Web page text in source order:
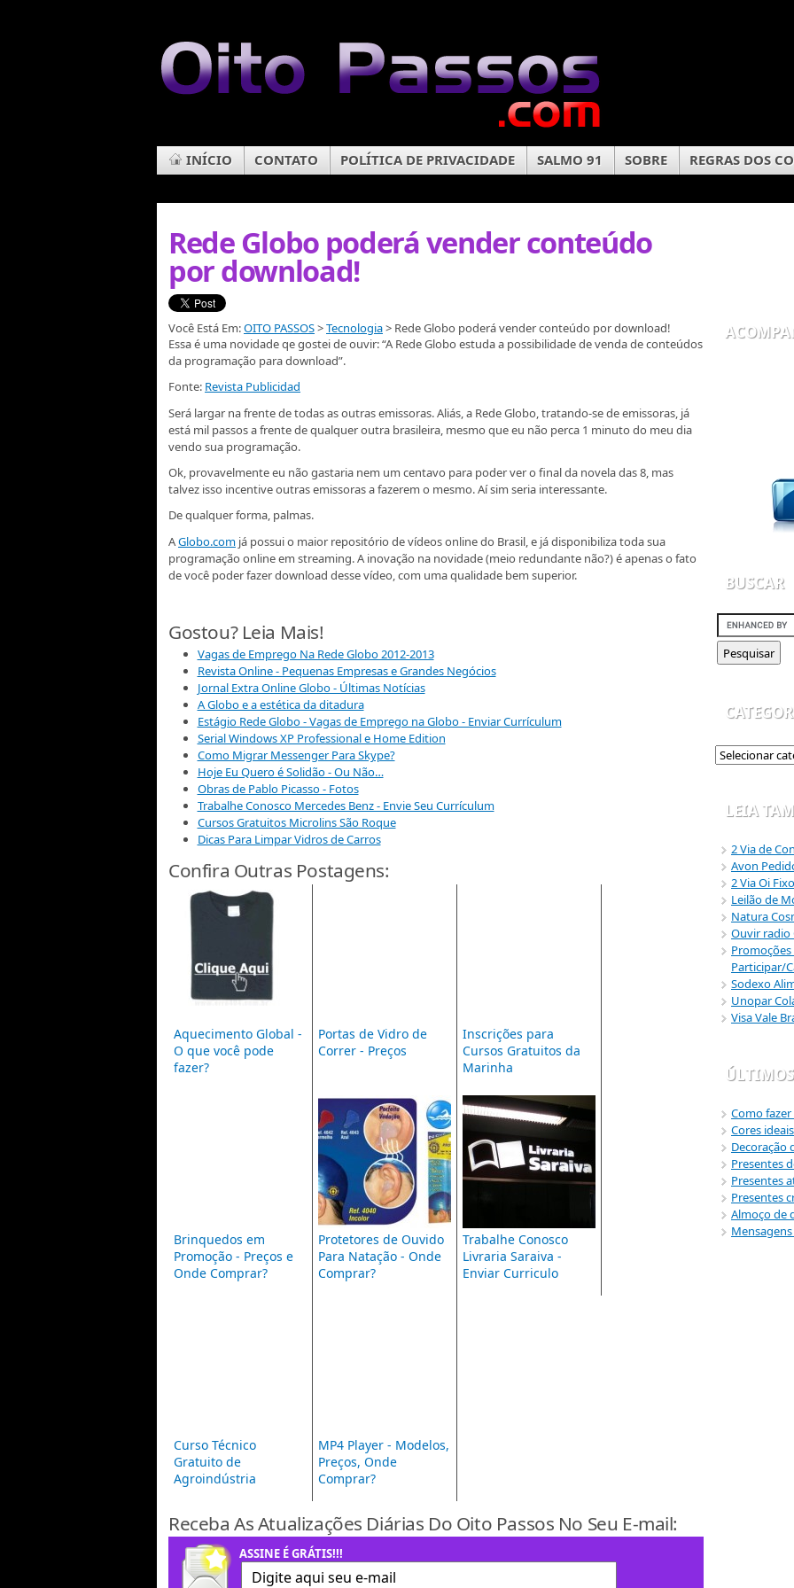
INÍCIO CONTATO POLÍTICA DE PRIVACIDADE SALMO 91 SOBRE REGRAS DOS
Rede Globo poderá vender conteúdo
por download!
Você Está Em:OITO PASSOS>Tecnologia> Rede Globo poderá vender conteúdo por download!
Essa é uma novidade qe gostei de ouvir: “A Rede Globo estuda a possibilidade de venda de conteúdos
da programação para download”.
Fonte: Revista Publicidad
Será largar na frente de todas as outras emissoras. Aliás, a Rede Globo, tratando-se de emissoras, já
está mil passos a frente de qualquer outra brasileira, mesmo que eu não perca 1 minuto do meu dia
vendo sua programação.
Ok, provavelmente eu não gastaria nem um centavo para poder ver o final da novela das 8, mas
talvez isso incentive outras emissoras a fazerem o mesmo. Aí sim seria interessante.
De qualquer forma, palmas.
AGlobo.com já possui o maior repositório de vídeos online do Brasil, e já disponibiliza toda sua
programação online em streaming. A inovação na novidade (meio redundante não?) é apenas o fato
de você poder fazer download desse vídeo, com uma qualidade bem superior.
Gostou? Leia Mais!
Vagas de Emprego Na Rede Globo 2012-2013
Revista Online - Pequenas Empresas e Grandes Negócios
Jornal Extra Online Globo - Últimas Notícias
A Globo e a estética da ditadura
Estágio Rede Globo - Vagas de Emprego na Globo - Enviar Currículum
Serial Windows XP Professional e Home Edition
Como Migrar Messenger Para Skype?
Hoje Eu Quero é Solidão - Ou Não…
Obras de Pablo Picasso - Fotos
Trabalhe Conosco Mercedes Benz - Envie Seu Currículum
Cursos Gratuitos Microlins São Roque
Dicas Para Limpar Vidros de Carros
Confira Outras Postagens:
Aquecimento Global -
O que você pode
fazer?
Portas de Vidro de
Correr - Preços
Inscrições para
Cursos Gratuitos da
Marinha
Brinquedos em
Promoção - Preços e
Onde Comprar?
Protetores de Ouvido
Para Natação - Onde
Comprar?
Trabalhe Conosco
Livraria Saraiva -
Enviar Curriculo
Curso Técnico
Gratuito de
Agroindústria
MP4 Player - Modelos,
Preços, Onde
Comprar?
Receba As Atualizações Diárias Do Oito Passos No Seu E-mail:
ASSINE É GRÁTIS!!!
BUSCAR
LEIA
2 Via de
Avon
2 Via Oi
Leilão de
Natura
Ouvir radio
Participar/
Sodexo
Unopar
Visa Vale
Como
Cores
Decoração
Presentes
Presentes
Presentes
Almoço de